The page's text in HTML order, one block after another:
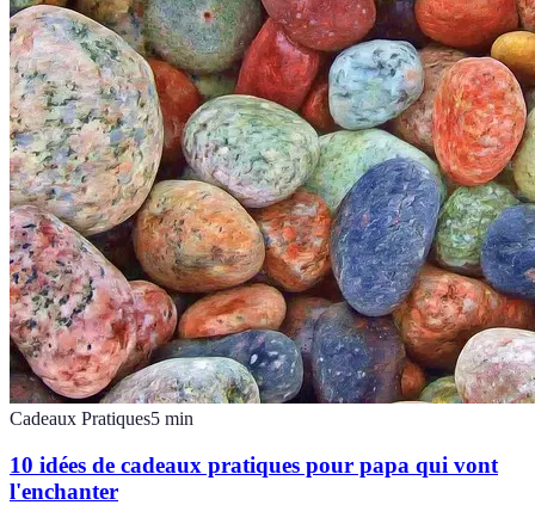
Cadeaux Pratiques5 min
10 idées de cadeaux pratiques pour papa qui vont
l'enchanter